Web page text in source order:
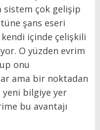
sistem çok gelişip
şans eseri
içinde çelişkili
O yüzden evrim
onu
ama bir noktadan
bilgiye yer
bu avantajı